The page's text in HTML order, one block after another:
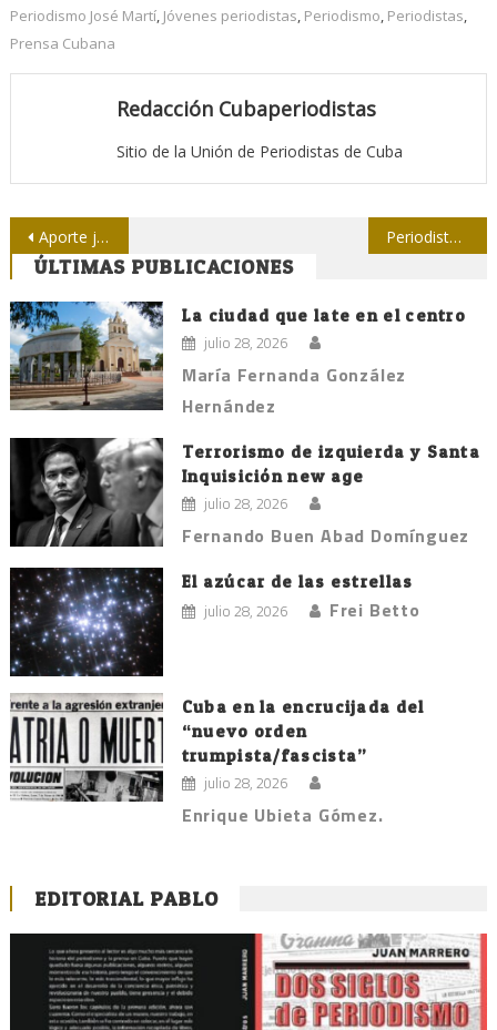
Periodismo José Martí, Jóvenes periodistas, Periodismo, Periodistas,
Prensa Cubana
Redacción Cubaperiodistas
Sitio de la Unión de Periodistas de Cuba
Navegación
de
entradas
Aporte juvenil al periodismo cubano Periodistas del Perú: No a la impunidad y a la violencia
ÚLTIMAS PUBLICACIONES
La ciudad que late en el centro
julio 28, 2026
María Fernanda González
Hernández
Terrorismo de izquierda y Santa
Inquisición new age
julio 28, 2026
Fernando Buen Abad Domínguez
El azúcar de las estrellas
julio 28, 2026 Frei Betto
Cuba en la encrucijada del
“nuevo orden
trumpista/fascista”
julio 28, 2026
Enrique Ubieta Gómez.
EDITORIAL PABLO